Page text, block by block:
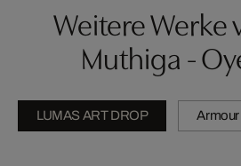
Weitere Werke
Muthiga -
LUMAS ART DROP Armour